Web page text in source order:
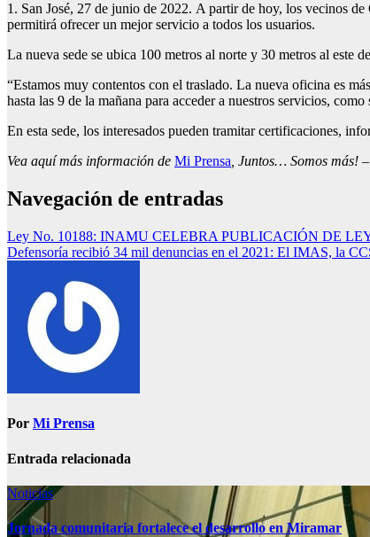
1. San José, 27 de junio de 2022. A partir de hoy, los vecinos
permitirá ofrecer un mejor servicio a todos los usuarios.
La nueva sede se ubica 100 metros al norte y 30 metros al este
“Estamos muy contentos con el traslado. La nueva oficina es
hasta las 9 de la mañana para acceder a nuestros servicios,
En esta sede, los interesados pueden tramitar certificaciones,
Vea aquí más información de Mi Prensa, Juntos… Somos más!
Navegación de entradas
Ley No. 10188: INAMU CELEBRA PUBLICACIÓN DE
Defensoría recibió 34 mil denuncias en el 2021: El IMAS, la
Por Mi Prensa
Entrada relacionada
Noticias
Jornada comunitaria fortalece el desarrollo en Miramar